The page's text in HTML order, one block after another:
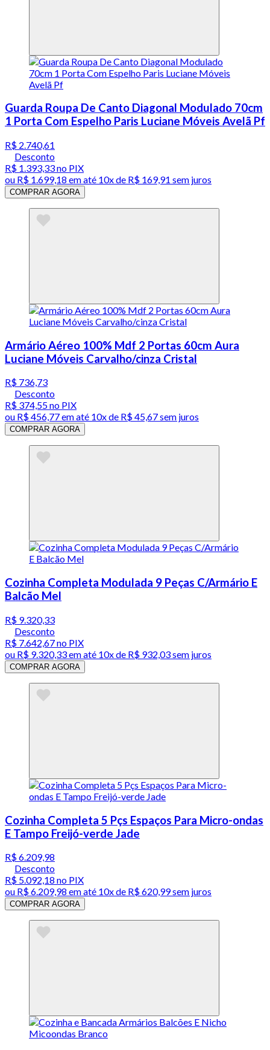
Guarda Roupa De Canto Diagonal Modulado 70cm
1 Porta Com Espelho Paris Luciane Móveis Avelã Pf
R$ 2.740,61
Desconto
R$ 1.393,33no PIX
ou R$ 1.699,18 em até 10x de R$ 169,91 sem juros
COMPRAR AGORA
Armário Aéreo 100% Mdf 2 Portas 60cm Aura
Luciane Móveis Carvalho/cinza Cristal
R$ 736,73
Desconto
R$ 374,55no PIX
ou R$ 456,77em até 10x de R$ 45,67 sem juros
COMPRAR AGORA
Cozinha Completa Modulada 9 Peças C/Armário E
Balcão Mel
R$ 9.320,33
Desconto
R$ 7.642,67no PIX
ou R$ 9.320,33em até 10x de R$ 932,03 sem juros
COMPRAR AGORA
Cozinha Completa 5 Pçs Espaços Para Micro-ondas
E Tampo Freijó-verde Jade
R$ 6.209,98
Desconto
R$ 5.092,18 no PIX
ou R$ 6.209,98 em até 10x de R$ 620,99 sem juros
COMPRAR AGORA